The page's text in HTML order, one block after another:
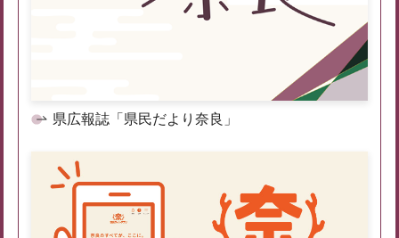
県広報誌「県民だより奈良」